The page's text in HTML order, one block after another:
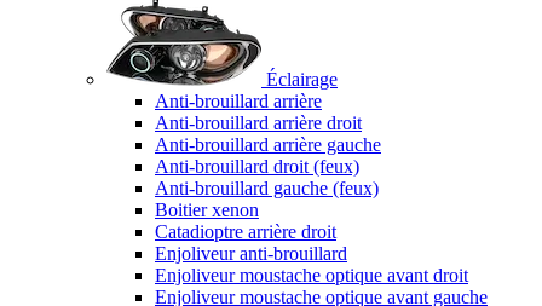
Éclairage
Anti-brouillard arrière
Anti-brouillard arrière droit
Anti-brouillard arrière gauche
Anti-brouillard droit (feux)
Anti-brouillard gauche (feux)
Boitier xenon
Catadioptre arrière droit
Enjoliveur anti-brouillard
Enjoliveur moustache optique avant droit
Enjoliveur moustache optique avant gauche